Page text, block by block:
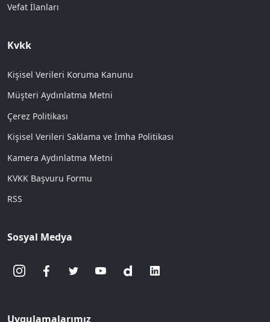
Vefat İlanları
Kvkk
Kişisel Verileri Koruma Kanunu
Müşteri Aydınlatma Metni
Çerez Politikası
Kişisel Verileri Saklama ve İmha Politikası
Kamera Aydınlatma Metni
KVKK Başvuru Formu
RSS
Sosyal Medya
Uygulamalarımız